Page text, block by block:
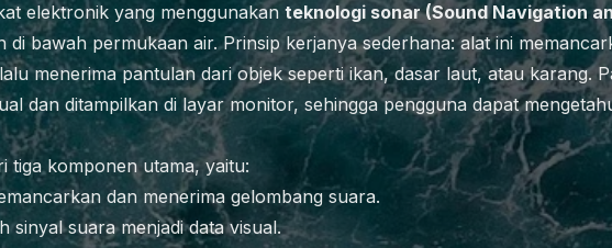
elektronik yang menggunakan teknologi sonar (Sound Navigation
di bawah permukaan air. Prinsip kerjanya sederhana: alat ini
menerima pantulan dari objek seperti ikan, dasar laut, atau karang.
dan ditampilkan di layar monitor, sehingga pengguna dapat
tiga komponen utama, yaitu:
dan menerima gelombang suara.
sinyal suara menjadi data visual.